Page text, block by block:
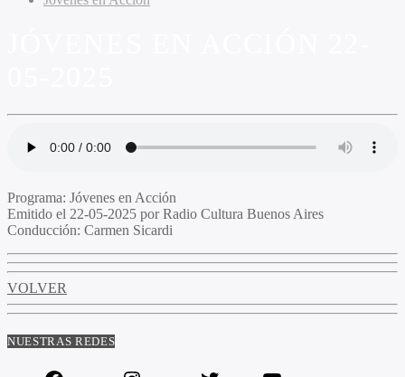
Programa: Jóvenes en Acción
Emitido el 22-05-2025 por Radio Cultura Buenos Aires
Conducción: Carmen Sicardi
VOLVER
NUESTRAS REDES